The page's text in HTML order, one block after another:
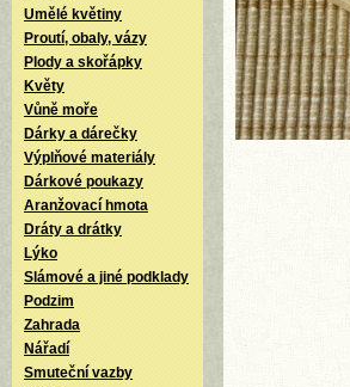
Umělé květiny
Proutí, obaly, vázy
Plody a skořápky
Květy
Vůně moře
Dárky a dárečky
Výplňové materiály
Dárkové poukazy
Aranžovací hmota
Dráty a drátky
Lýko
Slámové a jiné podklady
Podzim
Zahrada
Nářadí
Smuteční vazby